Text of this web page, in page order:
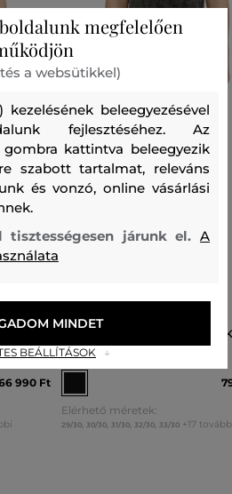
990 Ft
FARMER DIESEL 2019 D-
TROUSERS
Elérhető méretek:
29/30 30/30 31/30 32/30 33/30 +17
megfelelően
a websütikkel)
beleegyezésével
fejlesztéséhez. Az
kattintva beleegyezik
szabott tartalmat, releváns
és vonzó, online vásárlási
tisztességesen járunk el.A
BEÁLLÍTÁSOK
MINDET